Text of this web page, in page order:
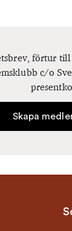
förtur
c/o
Skapa